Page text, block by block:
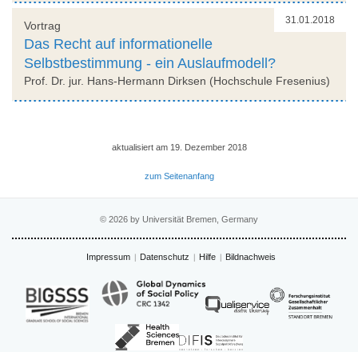
31.01.2018
Vortrag
Das Recht auf informationelle
Selbstbestimmung - ein Auslaufmodell?
Prof. Dr. jur. Hans-Hermann Dirksen (Hochschule Fresenius)
aktualisiert am 19. Dezember 2018
zum Seitenanfang
© 2026 by Universität Bremen, Germany
Impressum Datenschutz Hilfe Bildnachweis